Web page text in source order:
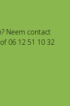
Neem contact
of 06 12 51 10 32